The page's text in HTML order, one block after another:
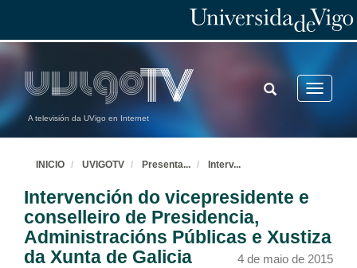
A televisión da UVigo en Internet
Toggle
TOGGLE
SEARCH
INICIO UVIGOTV Presenta... Interv...
Intervención do vicepresidente e
conselleiro de Presidencia,
Administracións Públicas e Xustiza
da Xunta de Galicia
4 de maio de 2015